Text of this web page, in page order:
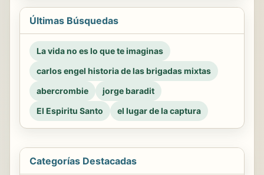
Últimas Búsquedas
La vida no es lo que te imaginas
carlos engel historia de las brigadas mixtas
abercrombie
jorge baradit
El Espiritu Santo
el lugar de la captura
Categorías Destacadas